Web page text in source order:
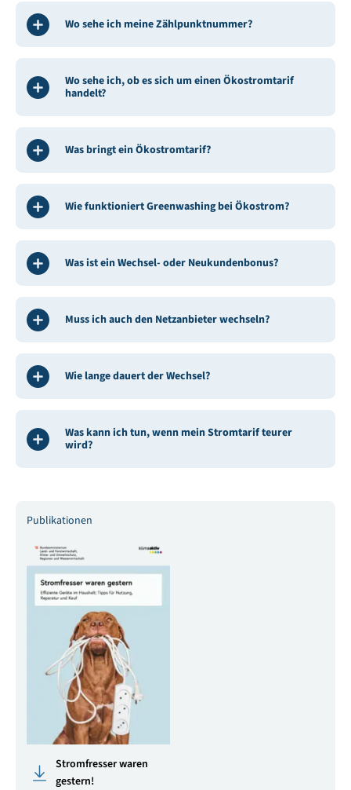
Wo sehe ich meine Zählpunktnummer?
Wo sehe ich, ob es sich um einen Ökostromtarif
handelt?
Was bringt ein Ökostromtarif?
Wie funktioniert Greenwashing bei Ökostrom?
Was ist ein Wechsel- oder Neukundenbonus?
Muss ich auch den Netzanbieter wechseln?
Wie lange dauert der Wechsel?
Was kann ich tun, wenn mein Stromtarif teurer
wird?
Publikationen
Stromfresser waren
gestern!